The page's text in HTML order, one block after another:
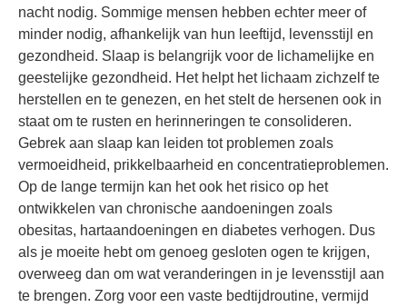
nacht nodig. Sommige mensen hebben echter meer of
minder nodig, afhankelijk van hun leeftijd, levensstijl en
gezondheid. Slaap is belangrijk voor de lichamelijke en
geestelijke gezondheid. Het helpt het lichaam zichzelf te
herstellen en te genezen, en het stelt de hersenen ook in
staat om te rusten en herinneringen te consolideren.
Gebrek aan slaap kan leiden tot problemen zoals
vermoeidheid, prikkelbaarheid en concentratieproblemen.
Op de lange termijn kan het ook het risico op het
ontwikkelen van chronische aandoeningen zoals
obesitas, hartaandoeningen en diabetes verhogen. Dus
als je moeite hebt om genoeg gesloten ogen te krijgen,
overweeg dan om wat veranderingen in je levensstijl aan
te brengen. Zorg voor een vaste bedtijdroutine, vermijd